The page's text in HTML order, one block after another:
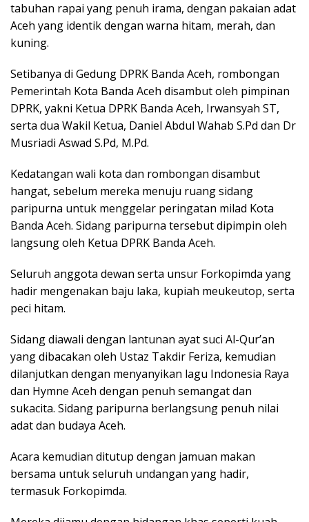
tabuhan rapai yang penuh irama, dengan pakaian adat
Aceh yang identik dengan warna hitam, merah, dan
kuning.
Setibanya di Gedung DPRK Banda Aceh, rombongan
Pemerintah Kota Banda Aceh disambut oleh pimpinan
DPRK, yakni Ketua DPRK Banda Aceh, Irwansyah ST,
serta dua Wakil Ketua, Daniel Abdul Wahab S.Pd dan Dr
Musriadi Aswad S.Pd, M.Pd.
Kedatangan wali kota dan rombongan disambut
hangat, sebelum mereka menuju ruang sidang
paripurna untuk menggelar peringatan milad Kota
Banda Aceh. Sidang paripurna tersebut dipimpin oleh
langsung oleh Ketua DPRK Banda Aceh.
Seluruh anggota dewan serta unsur Forkopimda yang
hadir mengenakan baju laka, kupiah meukeutop, serta
peci hitam.
Sidang diawali dengan lantunan ayat suci Al-Qur’an
yang dibacakan oleh Ustaz Takdir Feriza, kemudian
dilanjutkan dengan menyanyikan lagu Indonesia Raya
dan Hymne Aceh dengan penuh semangat dan
sukacita. Sidang paripurna berlangsung penuh nilai
adat dan budaya Aceh.
Acara kemudian ditutup dengan jamuan makan
bersama untuk seluruh undangan yang hadir,
termasuk Forkopimda.